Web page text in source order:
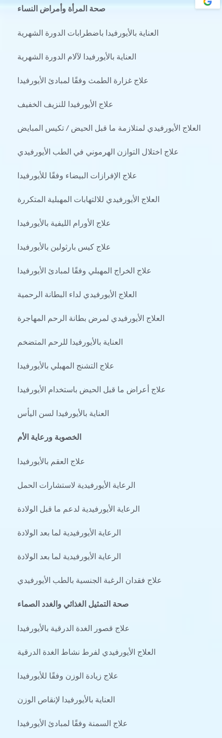
صحة المرأة وأمراض النساء
العناية بالأيورفيدا باضطرابات الدورة الشهرية
العناية بالأيورفيدا لآلام الدورة الشهرية
علاج غزارة الطمث وفقًا لمبادئ الأيورفيدا
علاج الأيورفيدا للنزيف الخفيف
العلاج الأيورفيدي لمتلازمة ما قبل الحيض / تكيس المبايض
علاج اختلال التوازن الهرموني في الطب الأيورفيدي
علاج الإفرازات البيضاء وفقًا للأيورفيدا
العلاج الأيورفيدي للالتهابات المهبلية المتكررة
علاج الأورام الليفية بالأيورفيدا
علاج كيس بارثولين بالأيورفيدا
علاج الخراج المهبلي وفقًا لمبادئ الأيورفيدا
العلاج الأيورفيدي لداء البطانة الرحمية
العلاج الأيورفيدي لمرض بطانة الرحم المهاجرة
العناية بالأيورفيدا للرحم المتضخم
علاج التشنج المهبلي بالأيورفيدا
علاج أعراض ما قبل الحيض باستخدام الأيورفيدا
العناية بالأيورفيدا لسن اليأس
الخصوبة ورعاية الأم
علاج العقم بالأيورفيدا
الرعاية الأيورفيدية لاستشارات الحمل
الرعاية الأيورفيدية لدعم ما قبل الولادة
الرعاية الأيورفيدية لما بعد الولادة
الرعاية الأيورفيدية لما بعد الولادة
علاج فقدان الرغبة الجنسية بالطب الأيورفيدي
صحة التمثيل الغذائي والغدد الصماء
علاج قصور الغدة الدرقية بالأيورفيدا
العلاج الأيورفيدي لفرط نشاط الغدة الدرقية
علاج زيادة الوزن وفقًا للأيورفيدا
العناية بالأيورفيدا لإنقاص الوزن
علاج السمنة وفقًا لمبادئ الأيورفيدا